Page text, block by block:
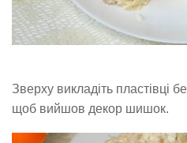
Зверху викладіть пластівці
щоб вийшов декор шишок.